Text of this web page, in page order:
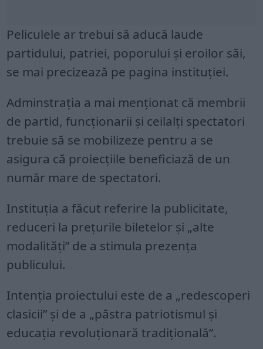
Peliculele ar trebui să aducă laude
partidului, patriei, poporului şi eroilor săi,
se mai precizează pe pagina instituţiei.
Adminstraţia a mai menţionat că membrii
de partid, funcţionarii şi ceilalţi spectatori
trebuie să se mobilizeze pentru a se
asigura că proiecţiile beneficiază de un
număr mare de spectatori.
Instituţia a făcut referire la publicitate,
reduceri la preţurile biletelor şi „alte
modalităţi” de a stimula prezenţa
publicului.
Intenţia proiectului este de a „redescoperi
clasicii” şi de a „păstra patriotismul şi
educaţia revoluţionară tradiţională”.